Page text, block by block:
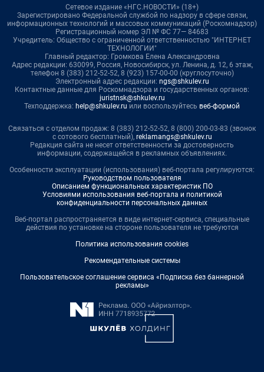
Сетевое издание «НГС.НОВОСТИ» (18+)
Зарегистрировано Федеральной службой по надзору в сфере связи,
информационных технологий и массовых коммуникаций (Роскомнадзор)
Регистрационный номер ЭЛ № ФС 77— 84683
Учредитель: Общество с ограниченной ответственностью "ИНТЕРНЕТ
ТЕХНОЛОГИИ"
Главный редактор: Громкова Елена Александровна
Адрес редакции: 630099, Россия, Новосибирск, ул. Ленина, д. 12, 6 этаж,
телефон 8 (383) 212-52-52, 8 (923) 157-00-00 (круглосуточно)
Электронный адрес редакции: ngs@shkulev.ru
Контактные данные для Роскомнадзора и государственных органов:
juristnsk@shkulev.ru
Техподдержка: help@shkulev.ru или воспользуйтесь веб-формой
Связаться с отделом продаж: 8 (383) 212-52-52, 8 (800) 200-03-83 (звонок
с сотового бесплатный), reklamangs@shkulev.ru
Редакция сайта не несет ответственности за достоверность
информации, содержащейся в рекламных объявлениях.
Особенности эксплуатации (использования) веб-портала регулируются:
Руководством пользователя
Описанием функциональных характеристик ПО
Условиями использования веб-портала и политикой
конфиденциальности персональных данных
Веб-портал распространяется в виде интернет-сервиса, специальные
действия по установке на стороне пользователя не требуются
Политика использования cookies
Рекомендательные системы
Пользовательское соглашение сервиса «Подписка без баннерной
рекламы»